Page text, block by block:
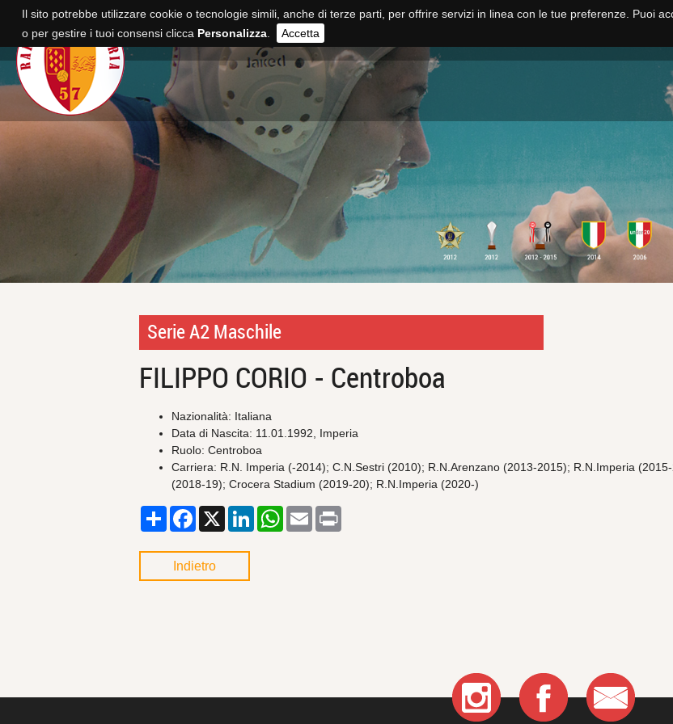
Serie A2 Maschile
FILIPPO CORIO - Centroboa
Nazionalità: Italiana
Data di Nascita: 11.01.1992, Imperia
Ruolo: Centroboa
Carriera: R.N. Imperia (-2014); C.N.Sestri (2010); R.N.Arenzano (2013-2015); R.N.Imperia
(2018-19); Crocera Stadium (2019-20); R.N.Imperia (2020-)
CondividiFacebook
X LinkedInWhatsApp
Email
Indietro
Il sito potrebbe utilizzare cookie o tecnologie simili, anche di terze parti, per offrire servizi in linea con le tue preferenze. Puoi
o per gestire i tuoi consensi clicca Personalizza. Accetta